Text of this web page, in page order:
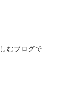
むブログで